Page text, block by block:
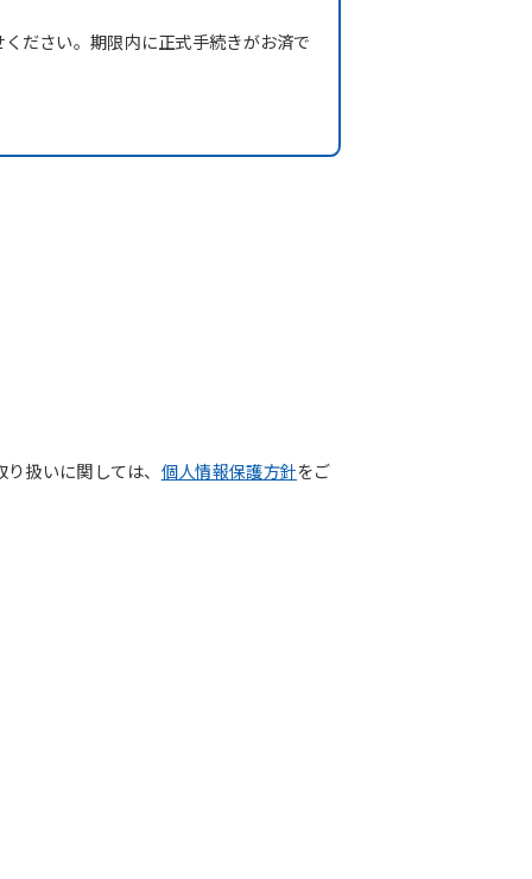
ださい。期限内に正式手続きがお済で
扱いに関しては、 個人情報保護方針をご